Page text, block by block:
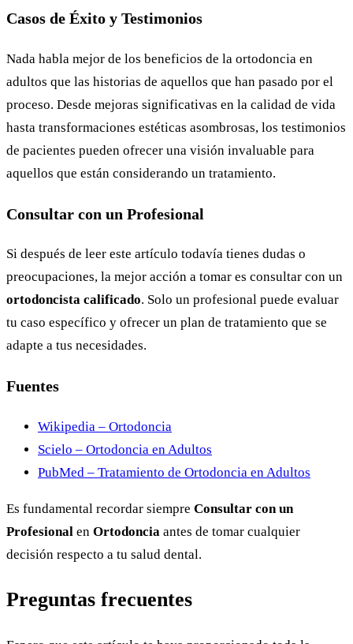
Casos de Éxito y Testimonios
Nada habla mejor de los beneficios de la ortodoncia en
adultos que las historias de aquellos que han pasado por el
proceso. Desde mejoras significativas en la calidad de vida
hasta transformaciones estéticas asombrosas, los testimonios
de pacientes pueden ofrecer una visión invaluable para
aquellos que están considerando un tratamiento.
Consultar con un Profesional
Si después de leer este artículo todavía tienes dudas o
preocupaciones, la mejor acción a tomar es consultar con un
ortodoncista calificado. Solo un profesional puede evaluar
tu caso específico y ofrecer un plan de tratamiento que se
adapte a tus necesidades.
Fuentes
Wikipedia – Ortodoncia
Scielo – Ortodoncia en Adultos
PubMed – Tratamiento de Ortodoncia en Adultos
Es fundamental recordar siempre Consultar con un
Profesional en Ortodoncia antes de tomar cualquier
decisión respecto a tu salud dental.
Preguntas frecuentes